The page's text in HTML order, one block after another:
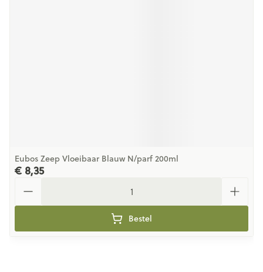
Eubos Zeep Vloeibaar Blauw N/parf 200ml
€ 8,35
Bestel